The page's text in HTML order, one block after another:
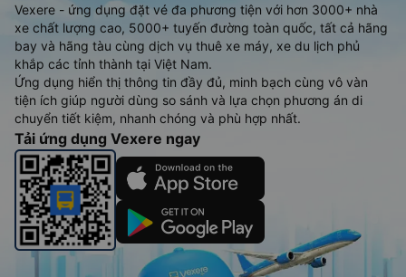
Vexere - ứng dụng đặt vé đa phương tiện với hơn 3000+ nhà
xe chất lượng cao, 5000+ tuyến đường toàn quốc, tất cả hãng
bay và hãng tàu cùng dịch vụ thuê xe máy, xe du lịch phủ
khắp các tỉnh thành tại Việt Nam.
Ứng dụng hiển thị thông tin đầy đủ, minh bạch cùng vô vàn
tiện ích giúp người dùng so sánh và lựa chọn phương án di
chuyển tiết kiệm, nhanh chóng và phù hợp nhất.
Tải ứng dụng Vexere ngay